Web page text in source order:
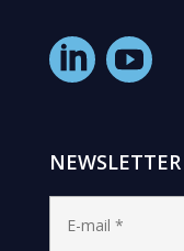
NEWSLETTER